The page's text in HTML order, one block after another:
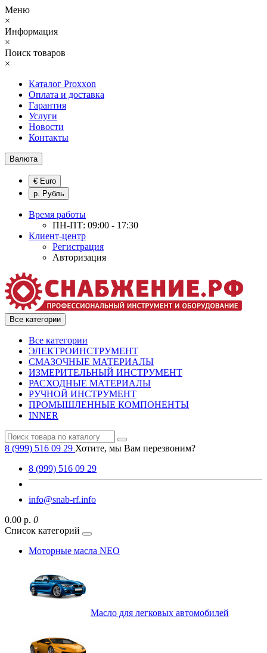
Меню
×
Информация
×
Поиск товаров
×
Каталог Proxxon
Оплата и доставка
Гарантия
Услуги
Новости
Контакты
Валюта
€ Euro
р. Рубль
Время работы
ПН-ПТ: 09:00 - 17:30
Клиент-центр
Регистрация
Авторизация
Все категории
Все категории
ЭЛЕКТРОИНСТРУМЕНТ
СМАЗОЧНЫЕ МАТЕРИАЛЫ
ИЗМЕРИТЕЛЬНЫЙ ИНСТРУМЕНТ
РАСХОДНЫЕ МАТЕРИАЛЫ
РУЧНОЙ ИНСТРУМЕНТ
ПРОМЫШЛЕННЫЕ КОМПОНЕНТЫ
INNER
8 (999) 516 09 29 Хотите, мы Вам перезвоним?
8 (999) 516 09 29
info@snab-rf.info
0.00 р. 0
Список категорий
Моторные масла NEO
Масло для легковых автомобилей